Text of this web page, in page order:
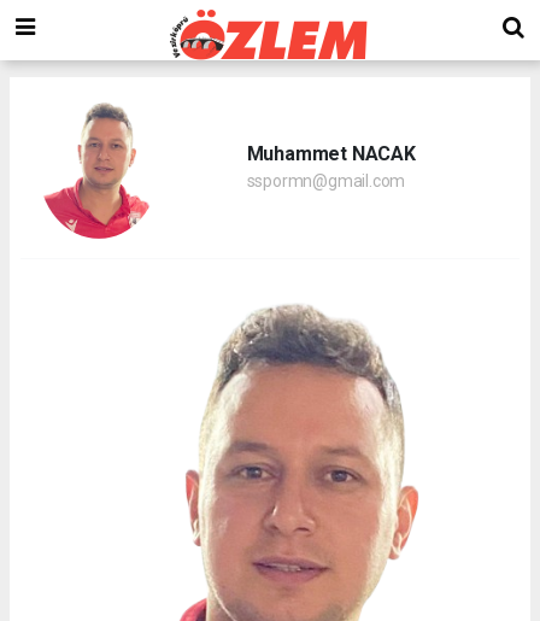
Muhammet NACAK
sspormn@gmail.com